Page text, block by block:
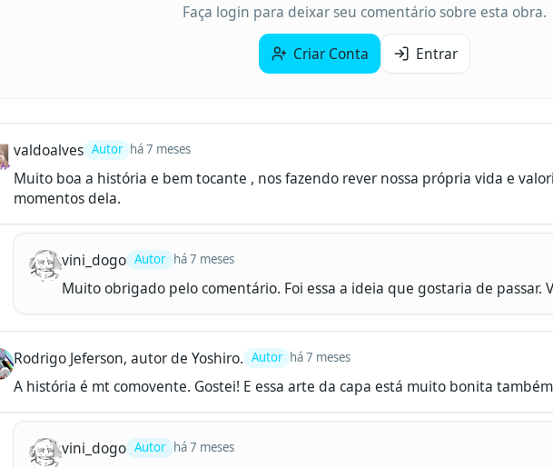
Faça login para deixar seu comentário sobre esta obra.
Criar Conta Entrar
valdoalves Autor há 7 meses
Muito boa a história e bem tocante , nos fazendo rever nossa própria vida e
momentos dela.
vini_dogo Autor há 7 meses
Muito obrigado pelo comentário. Foi essa a ideia que gostaria de passar.
Rodrigo Jeferson, autor de Yoshiro. Autor há 7 meses
A história é mt comovente. Gostei! E essa arte da capa está muito bonita
vini_dogo Autor há 7 meses